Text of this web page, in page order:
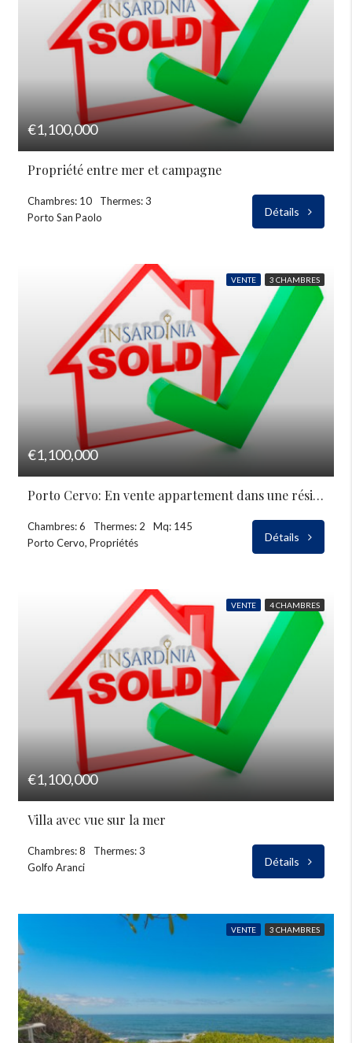
€1,100,000
Propriété entre mer et campagne
Chambres: 10
Thermes: 3
Porto San Paolo
Détails
VENTE 3 CHAMBRES
€1,100,000
Porto Cervo: En vente appartement dans une résidence
Chambres: 6 Thermes: 2
Mq: 145
Porto Cervo, Propriétés
Détails
VENTE 4 CHAMBRES
€1,100,000
Villa avec vue sur la mer
Chambres: 8
Thermes: 3
Golfo Aranci
Détails
VENTE 3 CHAMBRES